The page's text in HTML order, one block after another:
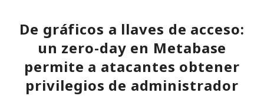
De gráficos a llaves de acceso:
un zero-day en Metabase
permite a atacantes obtener
privilegios de administrador